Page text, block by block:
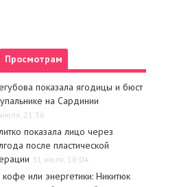
Просмотрам
показала ягодицы и бюст
на Сардинии
21:36
показала лицо через
после пластической
31 июля, 18:04
или энергетики: Никитюк